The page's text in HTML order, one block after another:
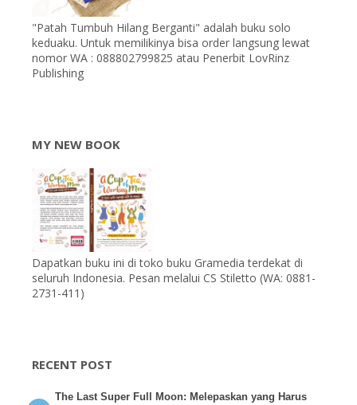
"Patah Tumbuh Hilang Berganti" adalah buku solo
keduaku. Untuk memilikinya bisa order langsung lewat
nomor WA : 088802799825 atau Penerbit LovRinz
Publishing
MY NEW BOOK
Dapatkan buku ini di toko buku Gramedia terdekat di
seluruh Indonesia. Pesan melalui CS Stiletto (WA: 0881-
2731-411)
RECENT POST
The Last Super Full Moon: Melepaskan yang Harus